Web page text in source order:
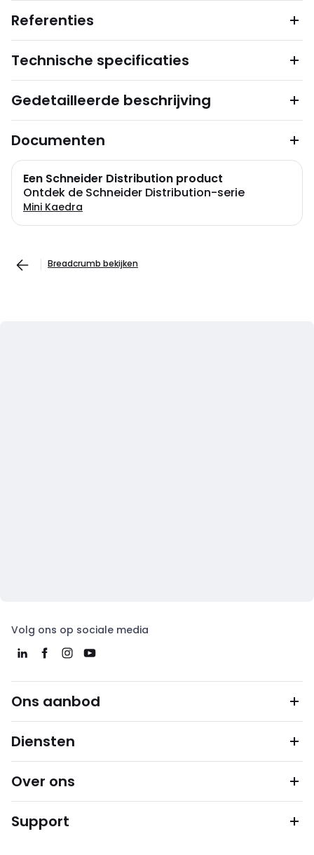
Referenties
Technische specificaties
Gedetailleerde beschrijving
Documenten
Een Schneider Distribution product
Ontdek de Schneider Distribution-serie
Mini Kaedra
Breadcrumb bekijken
Volg ons op sociale media
Ons aanbod
Diensten
Over ons
Support